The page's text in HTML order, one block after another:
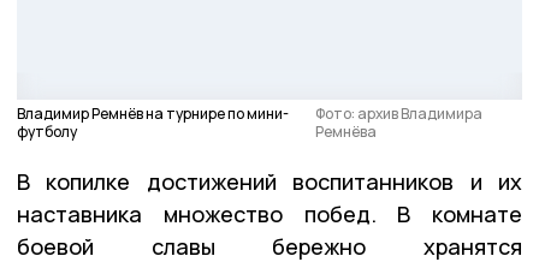
Владимир Ремнёв на турнире по мини-
футболу
Фото: архив Владимира
Ремнёва
В копилке достижений воспитанников и их
наставника множество побед. В комнате
боевой славы бережно хранятся